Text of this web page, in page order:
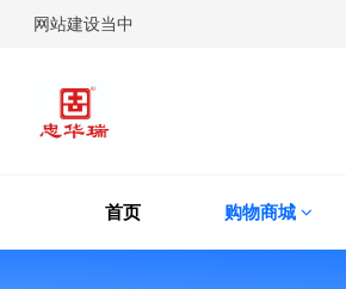
网站建设当中
首页 购物商城